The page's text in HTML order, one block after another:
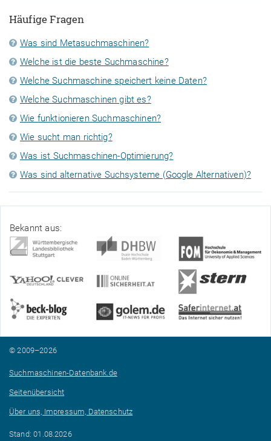
Häufige Fragen
Was sind Metasuchmaschinen?
Welche ist die beste Suchmaschine?
Welche Suchmaschine speichert keine Daten?
Welche Suchmaschinen gibt es?
Wie funktionieren Suchmaschinen?
Wie sucht man richtig?
Was ist Suchmaschinen-Optimierung?
Was sind alternative Suchsysteme (Google Alternativen)?
Bekannt aus:
© 2009–2026
Suchmaschinen-Datenbank.de
Seitenübersicht
Über uns, Impressum, Datenschutz
Stand: 01.08.2026